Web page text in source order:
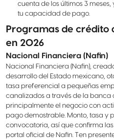
cuenta de los últimos 3
tu capacidad de pago.
Programas de crédito
en 2026
Nacional Financiera (Nafin)
Nacional Financiera (Nafin),
desarrollo del Estado mexicano,
tasa preferencial a pequeñas
canalizados a través de la banca
principalmente el negocio con
pago demostrable. Monto, tasa y
convocatoria, así que confirma
portal oficial de Nafin. Ten